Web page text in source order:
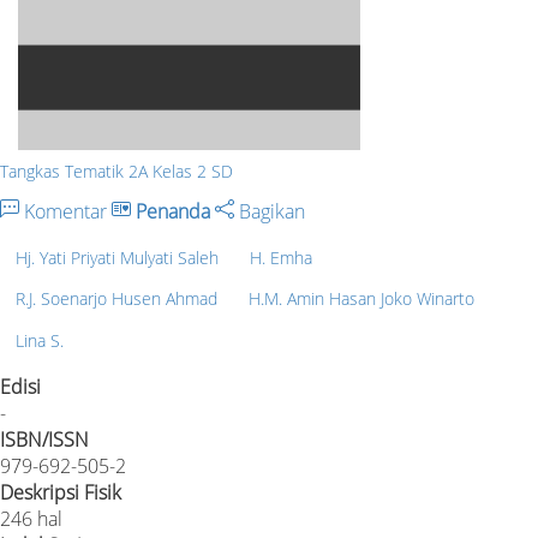
Tangkas Tematik 2A Kelas 2 SD
Komentar Penanda Bagikan
Hj. Yati Priyati Mulyati Saleh
H. Emha
R.J. Soenarjo Husen Ahmad
H.M. Amin Hasan Joko Winarto
Lina S.
Edisi
-
ISBN/ISSN
979-692-505-2
Deskripsi Fisik
246 hal